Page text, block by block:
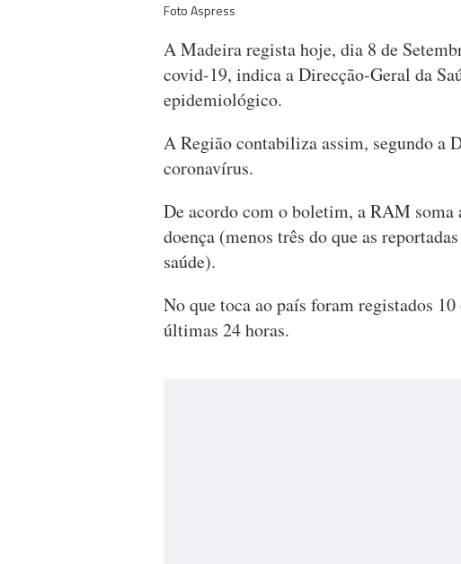
Foto Aspress
A Madeira regista hoje, dia 8 de
covid-19, indica a Direcção-Geral da
epidemiológico.
A Região contabiliza assim, segundo a
coronavírus.
De acordo com o boletim, a RAM soma
doença (menos três do que as
saúde).
No que toca ao país foram registados
últimas 24 horas.